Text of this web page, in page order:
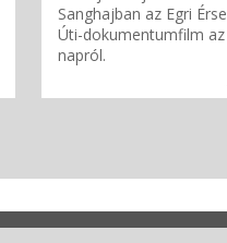
Sanghajban az Egri
Úti-dokumentumfilm
napról.